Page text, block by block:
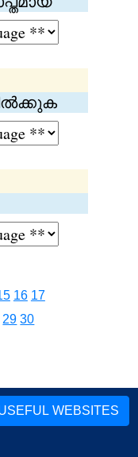
16 17
29 30
WEBSITES